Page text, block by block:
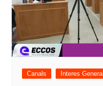
Canals Interes General